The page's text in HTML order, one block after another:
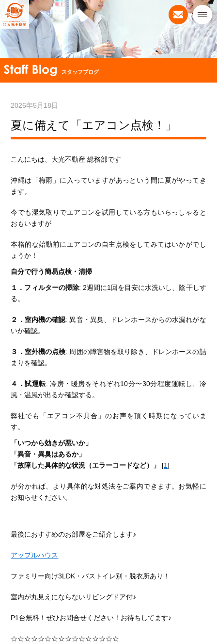
スタッフブログ
2026年5月18日
夏に備えて「エアコン点検！」
こんにちは、大光不動産 総務部です
沖縄は「梅雨」に入っていますがあっという間に夏がやってき
ます。
今でも湿気取りでエアコンを試用している方もいらっしゃると
おもいますが
本格的な始動前にエアコンの自主点検をしてみてはいかがでし
ょうか！
自分で行う簡易点検・清掃
１．フィルターの掃除: 2週間に1回を目安に水洗いし、陰干しす
る。
２．室内機の確認: 異音・異臭、ドレンホースからの水漏れがな
いか確認。
３．室外機の点検: 周囲の障害物を取り除き、ドレンホースの詰
まりを確認。
４．試運転: 冷房・暖房をそれぞれ10分〜30分程度運転し、冷
風・温風が出るか確認する。
弊社でも「エアコン不具合」のお声を頂く時期になっていま
す。
「いつから効きが悪いか」
「異音・異臭はあるか」
「故障した具体的な状況（エラーコードなど）」
[1]
が分かれば、より具体的な対処法をご案内できます。お気軽に
お知らせください。
最後におすすめのお部屋をご紹介します♪
アップルハウス
ファミリー向け3LDK・バストイレ別・脱衣所あり！
室内が丸見えにならないリビングドア付♪
P1台無料！ぜひお問合せください！お待ちしてます♪
☆☆☆☆☆☆☆☆☆☆☆☆☆☆☆☆